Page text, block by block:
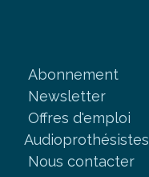
Abonnement
Newsletter
Offres d'emploi
Audioprothésistes
Nous contacter